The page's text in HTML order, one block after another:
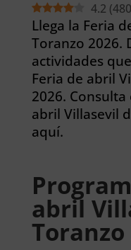
4.2 (480
Llega la Feria
Toranzo 2026.
actividades
Feria de abril
2026.
abril Villasevil
aquí.
abril
Toranzo